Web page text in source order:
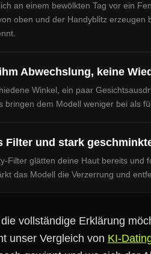
an einem bewölkten Tag vor ein
oben und der Handyblitz
Abwechslung, keine
Winkel, ein paar
bringen dem Modell weniger bei als
Filter und stark
Filter glätten deine Haut bereits und
das Modell die Verzerrung und
vollständige Erklärung
unser Vergleich von KI-